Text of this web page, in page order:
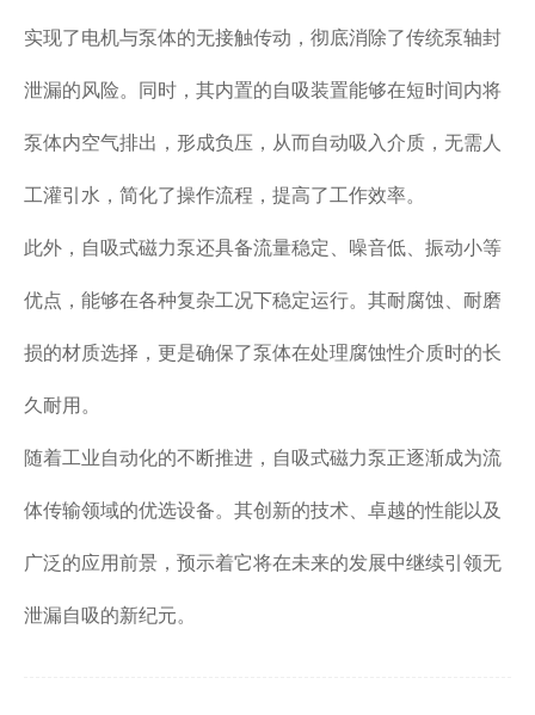
实现了电机与泵体的无接触传动，彻底消除了传统泵轴封
泄漏的风险。同时，其内置的自吸装置能够在短时间内将
泵体内空气排出，形成负压，从而自动吸入介质，无需人
工灌引水，简化了操作流程，提高了工作效率。
此外，自吸式磁力泵还具备流量稳定、噪音低、振动小等
优点，能够在各种复杂工况下稳定运行。其耐腐蚀、耐磨
损的材质选择，更是确保了泵体在处理腐蚀性介质时的长
久耐用。
随着工业自动化的不断推进，自吸式磁力泵正逐渐成为流
体传输领域的优选设备。其创新的技术、卓越的性能以及
广泛的应用前景，预示着它将在未来的发展中继续引领无
泄漏自吸的新纪元。